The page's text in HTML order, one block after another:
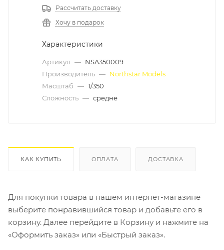
Рассчитать доставку
Хочу в подарок
Характеристики
Артикул — NSA350009
Производитель — Northstar Models
Масштаб — 1/350
Сложность — средне
КАК КУПИТЬ ОПЛАТА ДОСТАВКА
Для покупки товара в нашем интернет-магазине
выберите понравившийся товар и добавьте его в
корзину. Далее перейдите в Корзину и нажмите на
«Оформить заказ» или «Быстрый заказ».